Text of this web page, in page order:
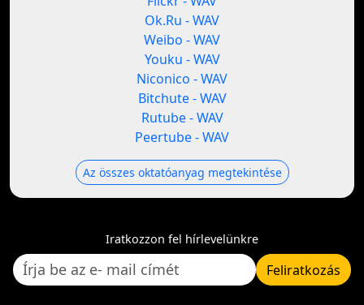
Ok.Ru - WAV
Weibo - WAV
Youku - WAV
Niconico - WAV
Bitchute - WAV
Rutube - WAV
Peertube - WAV
Az összes oktatóanyag megtekintése
Iratkozzon fel hírlevelünkre
Feliratkozás